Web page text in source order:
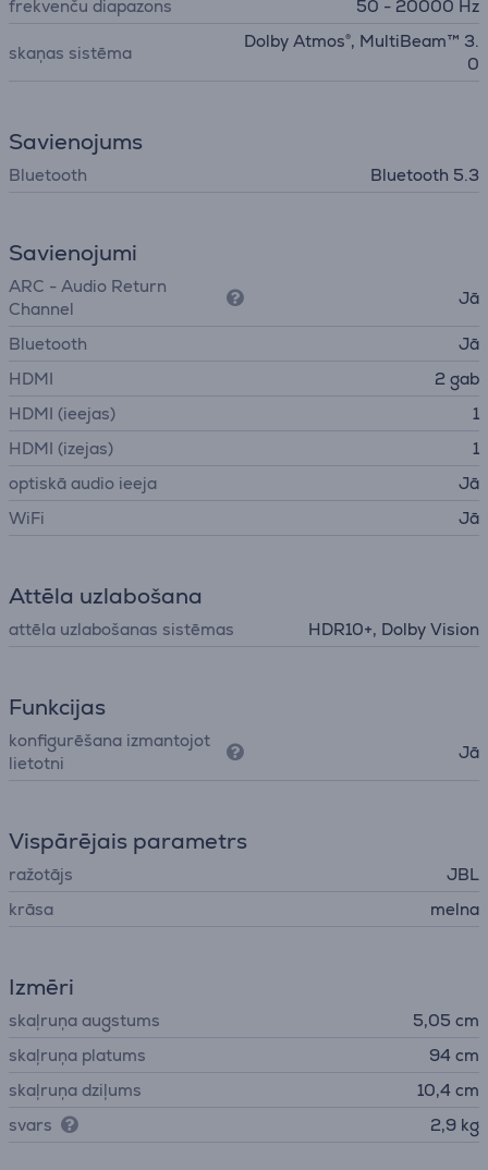
frekvenču diapazons
50 - 20000 Hz
skaņas sistēma
Dolby Atmos®, MultiBeam™ 3.
0
Savienojums
Bluetooth Bluetooth 5.3
Savienojumi
ARC - Audio Return
Channel
Jā
Bluetooth
Jā
HDMI
2 gab
HDMI (ieejas)
1
HDMI (izejas)
1
optiskā audio ieeja
Jā
WiFi
Jā
Attēla uzlabošana
attēla uzlabošanas sistēmas HDR10+, Dolby Vision
Funkcijas
konfigurēšana izmantojot
lietotni
Jā
Vispārējais parametrs
ražotājs
JBL
krāsa
melna
Izmēri
skaļruņa augstums
5,05 cm
skaļruņa platums
94 cm
skaļruņa dziļums
10,4 cm
svars
2,9 kg